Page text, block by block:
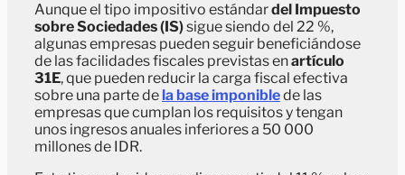
Aunque el tipo impositivo estándardel Impuesto
sobre Sociedades (IS)sigue siendo del 22 %,
algunas empresas pueden seguir beneficiándose
de las facilidades fiscales previstas enartículo
31E, que pueden reducir la carga fiscal efectiva
sobre una parte de la base imponiblede las
empresas que cumplan los requisitos y tengan
unos ingresos anuales inferiores a 50 000
millones de IDR.